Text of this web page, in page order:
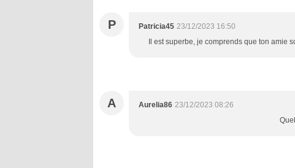
P Patricia45 23/12/2023 16:50
Il est superbe, je comprends que ton amie
A Aurelia86 23/12/2023 08:26